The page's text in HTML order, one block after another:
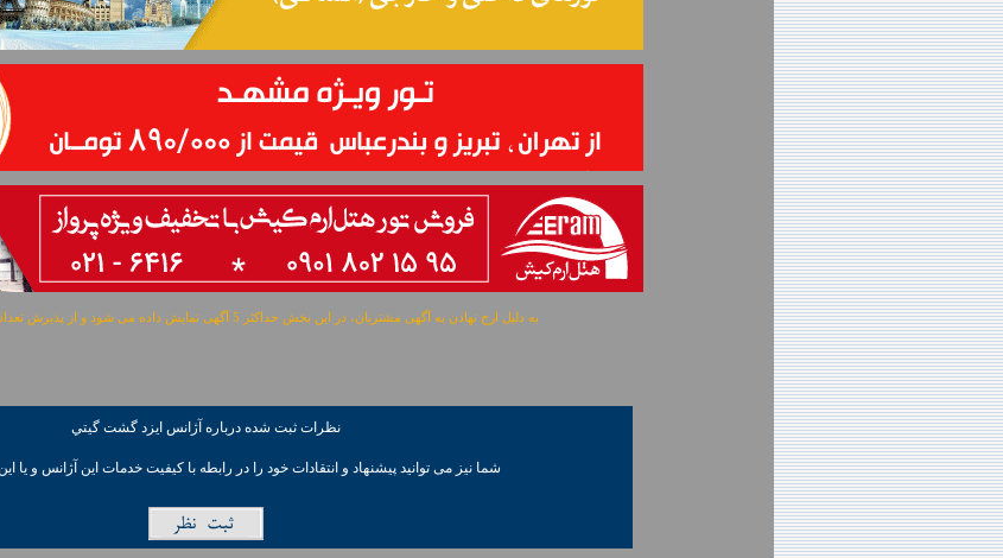
به دلیل ارج نهادن به آگهی مشتریان، در این بخش حداکثر 5 آگهی نمایش داده می شود و از پذیرش تعداد آگهی بیشتر معذوریم.
نظرات ثبت شده درباره آژانس ايزد گشت گيتي
شما نيز می توانيد پیشنهاد و انتقادات خود را در رابطه با کیفیت خدمات این آژانس و یا این